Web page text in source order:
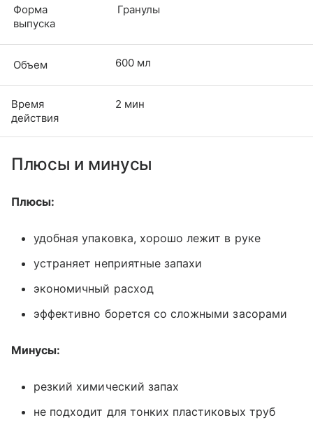
Форма
выпуска
Гранулы
Объем 600 мл
Время
действия
2 мин
Плюсы и минусы
Плюсы:
удобная упаковка, хорошо лежит в руке
устраняет неприятные запахи
экономичный расход
эффективно борется со сложными засорами
Минусы:
резкий химический запах
не подходит для тонких пластиковых труб